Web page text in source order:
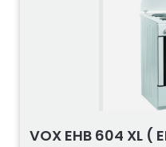
VOX EHB 604 XL (